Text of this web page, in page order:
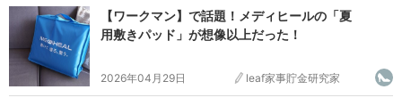
【ワークマン】で話題！メディヒールの「夏
用敷きパッド」が想像以上だった！
2026年04月29日 leaf家事貯金研究家